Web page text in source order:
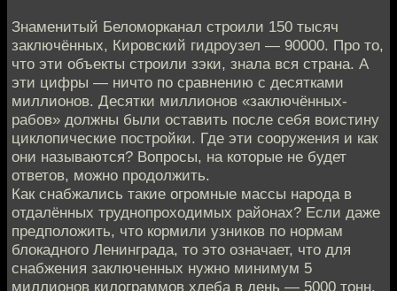
Знаменитый Беломорканал строили 150 тысяч
заключённых, Кировский гидроузел — 90000. Про то,
что эти объекты строили зэки, знала вся страна. А
эти цифры — ничто по сравнению с десятками
миллионов. Десятки миллионов «заключённых-
рабов» должны были оставить после себя воистину
циклопические постройки. Где эти сооружения и как
они называются? Вопросы, на которые не будет
ответов, можно продолжить.
Как снабжались такие огромные массы народа в
отдалённых труднопроходимых районах? Если даже
предположить, что кормили узников по нормам
блокадного Ленинграда, то это означает, что для
снабжения заключенных нужно минимум 5
миллионов килограммов хлеба в день — 5000 тонн.